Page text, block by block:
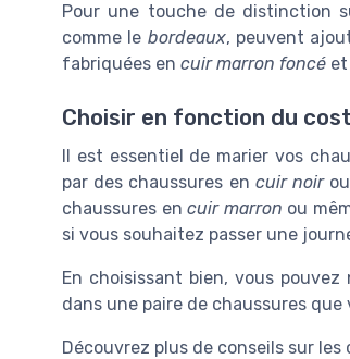
Pour une touche de distinction
comme le bordeaux, peuvent
fabriquées en cuir marron foncé
Choisir en fonction du
Il est essentiel de marier vos
par des chaussures en cuir noirou
chaussures en cuir marron ou
si vous souhaitez passer une
En choisissant bien, vous
dans une paire de chaussures
Découvrez plus de conseils sur